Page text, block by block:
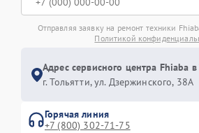
Отправляя заявку на ремонт техники
Политикой
Адрес сервисного центра Fhiaba в
г. Тольятти, ул. Дзержинского, 38А
Горячая линия
+7 (800) 302-71-75